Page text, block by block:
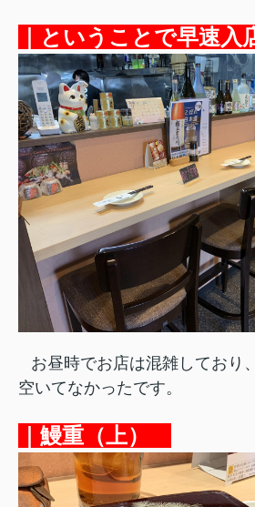
｜ということで早速
お昼時でお店は混雑しており
空いてなかったです。
｜鰻重（上）